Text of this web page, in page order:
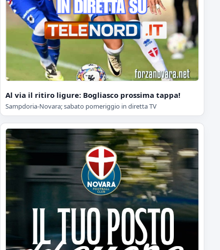
Al via il ritiro ligure: Bogliasco prossima tappa!
Sampdoria-Novara; sabato pomeriggio in diretta TV